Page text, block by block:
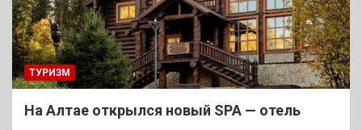
ТУРИЗМ
На Алтае открылся новый SPA — отель